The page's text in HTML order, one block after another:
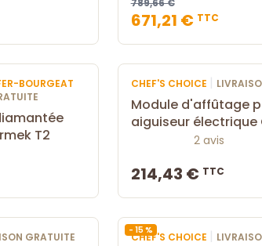
789,66 €
671,21 € TTC
BOURGEAT
T2
CHEF'S CHOICE |
Module d'affûtage
aiguiseur électrique
2 avis
214,43 € TTC
GRATUITE
- 15 %
CHEF'S CHOICE |